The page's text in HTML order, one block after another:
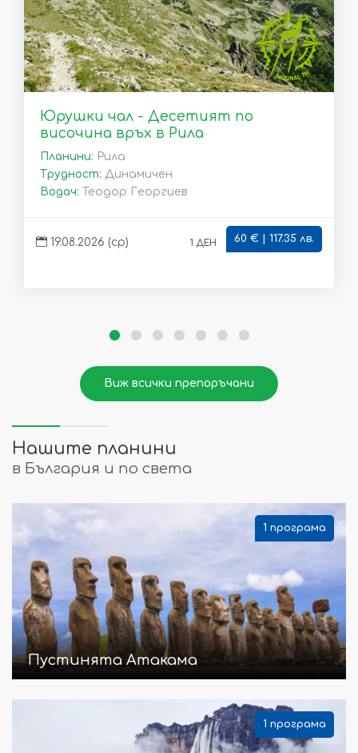
Юрушки чал - Десетият по
височина връх в Рила
Планини: Рила
Трудност: Динамичен
Водач: Теодор Георгиев
19.08.2026 (ср) 1 ден 60 € | 117.35 лв.
Виж всички препоръчани
Нашите планини
в България и по света
1 програма
Пустинята Атакама
1 програма